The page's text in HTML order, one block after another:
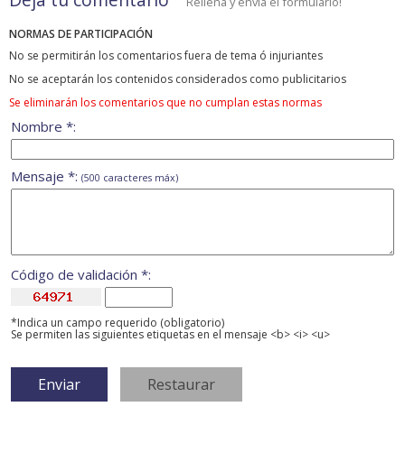
NORMAS DE PARTICIPACIÓN
No se permitirán los comentarios fuera de tema ó injuriantes
No se aceptarán los contenidos considerados como publicitarios
Se eliminarán los comentarios que no cumplan estas normas
Nombre *:
Mensaje *: (500 caracteres máx)
Código de validación *:
*Indica un campo requerido (obligatorio)
Se permiten las siguientes etiquetas en el mensaje <b> <i> <u>